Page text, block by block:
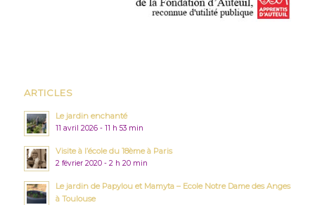
ARTICLES
Le jardin enchanté
11 avril 2026 - 11 h 53 min
Visite à l’école du 18ème à Paris
2 février 2020 - 2 h 20 min
Le jardin de Papylou et Mamyta – Ecole Notre Dame des Anges
à Toulouse